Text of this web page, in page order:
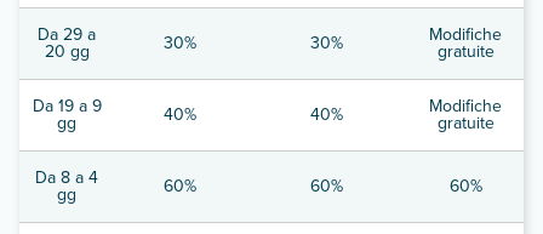
Da 29 a
20 gg 30% 30% Modifiche
gratuite
Da 19 a 9
gg 40% 40% Modifiche
gratuite
Da 8 a 4
gg 60% 60% 60%